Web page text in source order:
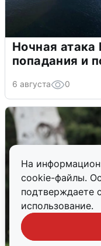
На
cookie-файлы.
подтверждаете
использование.
Ночная
попадания и
6 августа 0